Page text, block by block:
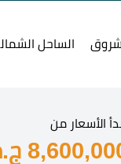
الساحل
الأسعار من
ج.م